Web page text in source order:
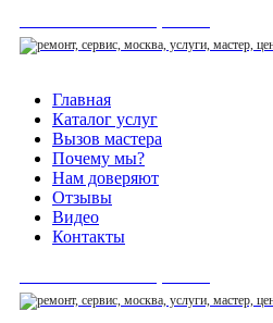
Главная
Каталог услуг
Вызов мастера
Почему мы?
Нам доверяют
Отзывы
Видео
Контакты